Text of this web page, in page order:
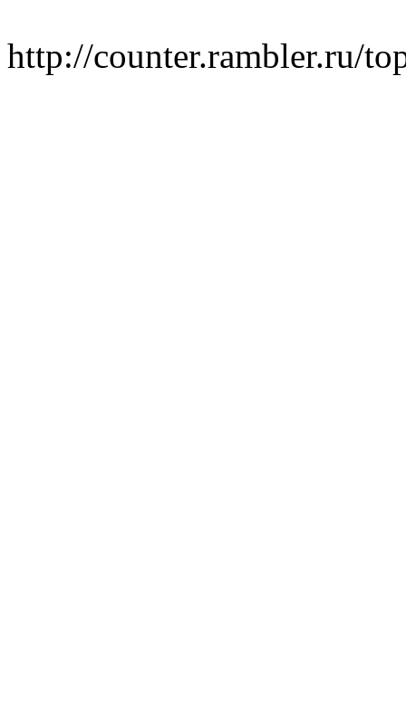
http://counter.rambler.ru/